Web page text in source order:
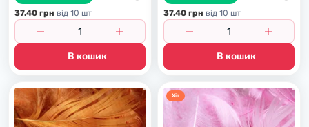
37.40 грн вiд 10 шт
В кошик
37.40 грн вiд 10 шт
В кошик
Хiт